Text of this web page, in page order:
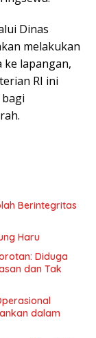
Dinas
melakukan
ke lapangan,
RI ini
Berintegritas
Haru
Diduga
dan Tak
dalam